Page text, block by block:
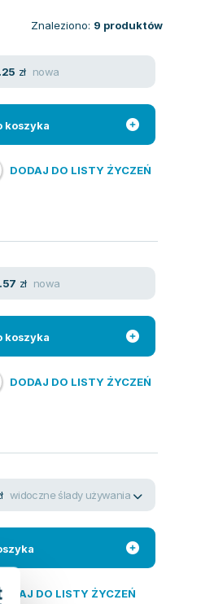
Znaleziono: 9 produktów
zł nowa
koszyka
DODAJ DO LISTY ŻYCZEŃ
,Kyōka Izumi,Yasunari Kawabata
zł nowa
koszyka
DODAJ DO LISTY ŻYCZEŃ
Iwan Bunin Truman
widoczne ślady używania
DO LISTY ŻYCZEŃ